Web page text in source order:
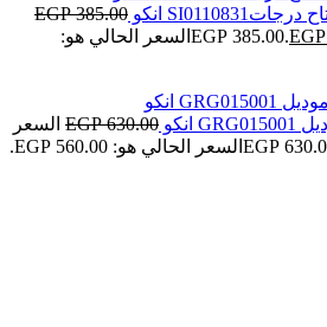
EGP385.00
EGP
السعر الحالي هو:
EGP630.00
السعر
السعر الحالي هو: EGP 560.00.